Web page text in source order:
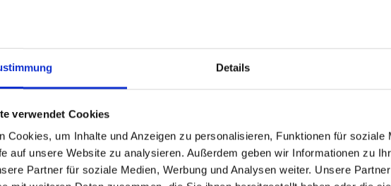
Details
verwendet Cookies
Cookies, um Inhalte und Anzeigen zu personalisieren, Funktionen für soziale
auf unsere Website zu analysieren. Außerdem geben wir Informationen zu
Partner für soziale Medien, Werbung und Analysen weiter. Unsere
Superior Doppelzimmer (DS)
Bad oder Dusche und WC
Doppelzimmer Economy (DE)
Einzelzimmer Economy (EZ)
Bad oder Dusche und WC